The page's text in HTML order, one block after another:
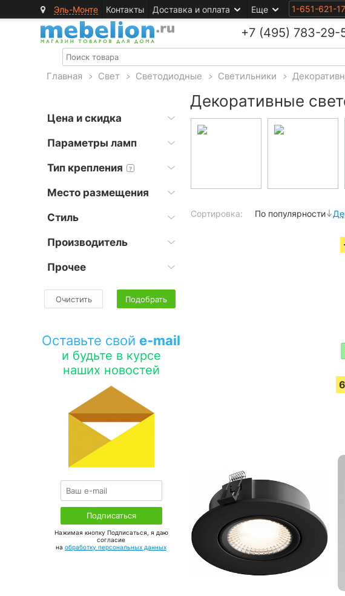
Эль-Монте Контакты Доставка и оплата Еще 1-651-621-
+7 (495) 783-29-
Главная > Свет > Светодиодные > Светильники >
Цена и скидка
Параметры ламп
Тип крепления ?
Место размещения
Стиль
Производитель
Прочее
Очистить Подобрать
Оставьте свой e-mail
и будьте в курсе
наших новостей
Нажимая кнопку Подписаться, я даю
соглаcие
на обработку персональных данных
Декоративные
Сортировка: По популярности